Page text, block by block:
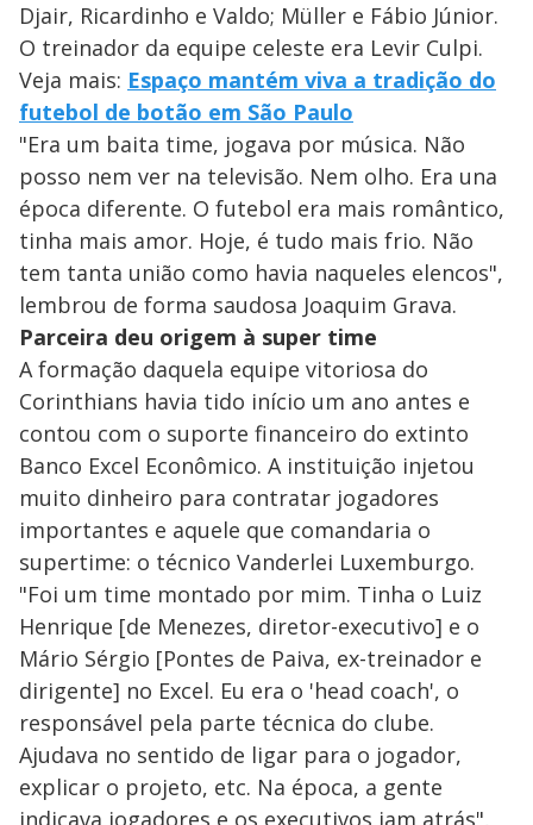
Djair, Ricardinho e Valdo; Müller e Fábio Júnior.
O treinador da equipe celeste era Levir Culpi.
Veja mais: Espaço mantém viva a tradição do
futebol de botão em São Paulo
"Era um baita time, jogava por música. Não
posso nem ver na televisão. Nem olho. Era una
época diferente. O futebol era mais romântico,
tinha mais amor. Hoje, é tudo mais frio. Não
tem tanta união como havia naqueles elencos",
lembrou de forma saudosa Joaquim Grava.
Parceira deu origem à super time
A formação daquela equipe vitoriosa do
Corinthians havia tido início um ano antes e
contou com o suporte financeiro do extinto
Banco Excel Econômico. A instituição injetou
muito dinheiro para contratar jogadores
importantes e aquele que comandaria o
supertime: o técnico Vanderlei Luxemburgo.
"Foi um time montado por mim. Tinha o Luiz
Henrique [de Menezes, diretor-executivo] e o
Mário Sérgio [Pontes de Paiva, ex-treinador e
dirigente] no Excel. Eu era o 'head coach', o
responsável pela parte técnica do clube.
Ajudava no sentido de ligar para o jogador,
explicar o projeto, etc. Na época, a gente
indicava jogadores e os executivos iam atrás",